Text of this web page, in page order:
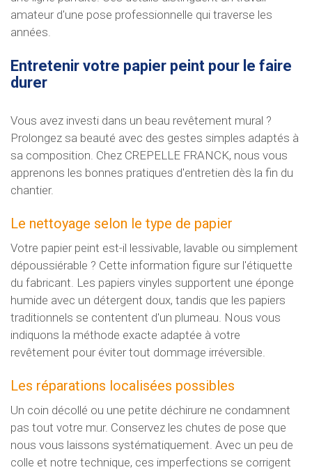
amateur d'une pose professionnelle qui traverse les
années.
Entretenir votre papier peint pour le faire
durer
Vous avez investi dans un beau revêtement mural ?
Prolongez sa beauté avec des gestes simples adaptés à
sa composition. Chez CREPELLE FRANCK, nous vous
apprenons les bonnes pratiques d'entretien dès la fin du
chantier.
Le nettoyage selon le type de papier
Votre papier peint est-il lessivable, lavable ou simplement
dépoussiérable ? Cette information figure sur l'étiquette
du fabricant. Les papiers vinyles supportent une éponge
humide avec un détergent doux, tandis que les papiers
traditionnels se contentent d'un plumeau. Nous vous
indiquons la méthode exacte adaptée à votre
revêtement pour éviter tout dommage irréversible.
Les réparations localisées possibles
Un coin décollé ou une petite déchirure ne condamnent
pas tout votre mur. Conservez les chutes de pose que
nous vous laissons systématiquement. Avec un peu de
colle et notre technique, ces imperfections se corrigent